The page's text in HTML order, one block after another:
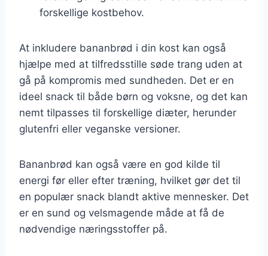
forskellige kostbehov.
At inkludere bananbrød i din kost kan også
hjælpe med at tilfredsstille søde trang uden at
gå på kompromis med sundheden. Det er en
ideel snack til både børn og voksne, og det kan
nemt tilpasses til forskellige diæter, herunder
glutenfri eller veganske versioner.
Bananbrød kan også være en god kilde til
energi før eller efter træning, hvilket gør det til
en populær snack blandt aktive mennesker. Det
er en sund og velsmagende måde at få de
nødvendige næringsstoffer på.